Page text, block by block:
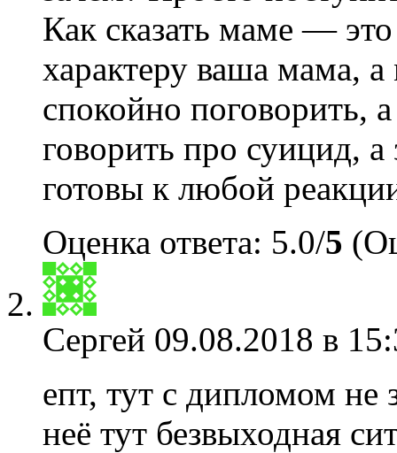
Как сказать маме — это
характеру ваша мама,
спокойно поговорить,
говорить про суицид,
готовы к любой
Оценка ответа: 5.0/5
Сергей 09.08.2018 в
епт, тут с дипломом не
неё тут безвыходная